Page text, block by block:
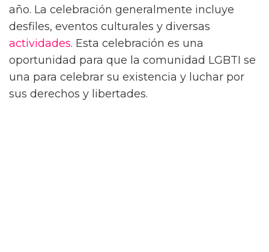
año. La celebración generalmente incluye
desfiles, eventos culturales y diversas
actividades. Esta celebración es una
oportunidad para que la comunidad LGBTI se
una para celebrar su existencia y luchar por
sus derechos y libertades.